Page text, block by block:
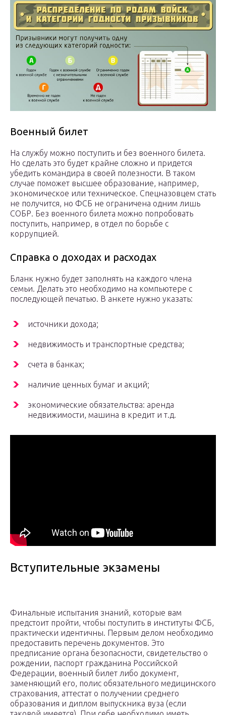
Военный билет
На службу можно поступить и без военного билета.
Но сделать это будет крайне сложно и придется
убедить командира в своей полезности. В таком
случае поможет высшее образование, например,
экономическое или техническое. Спецназовцем стать
не получится, но ФСБ не ограничена одним лишь
СОБР. Без военного билета можно попробовать
поступить, например, в отдел по борьбе с
коррупцией.
Справка о доходах и расходах
Бланк нужно будет заполнять на каждого члена
семьи. Делать это необходимо на компьютере с
последующей печатью. В анкете нужно указать:
источники дохода;
недвижимость и транспортные средства;
счета в банках;
наличие ценных бумаг и акций;
экономические обязательства: аренда
недвижимости, машина в кредит и т.д.
Вступительные экзамены
Финальные испытания знаний, которые вам
предстоит пройти, чтобы поступить в институты ФСБ,
практически идентичны. Первым делом необходимо
предоставить перечень документов. Это
предписание органа безопасности, свидетельство о
рождении, паспорт гражданина Российской
Федерации, военный билет либо документ,
заменяющий его, полис обязательного медицинского
страхования, аттестат о получении среднего
образования и диплом выпускника вуза (если